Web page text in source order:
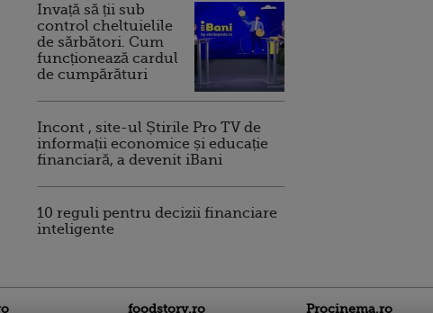
Invață să ții sub
control cheltuielile
de sărbători. Cum
funcționează cardul
de cumpărături
Incont , site-ul Știrile Pro TV de
informații economice și educație
financiară, a devenit iBani
10 reguli pentru decizii financiare
inteligente
foodstory.ro Procinema.ro